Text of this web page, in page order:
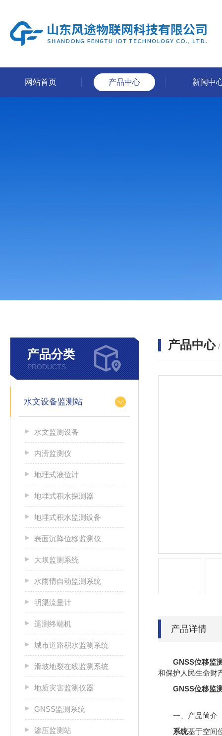
网站首页 产品中心 新闻中
产品分类
PRODUCTS
水文设备监测站
水文监测设备
内涝监测仪
地埋式液位计
地埋式积水探测器
地埋式积水监测设备
表面沉降位移监测仪
大坝监测系统
水雨情自动监测系统
明渠流量计
遥测终端机
城市道路积水监测系统
滑坡地裂在线监测系统
地质灾害监测仪器
GNSS监测系统
渗压监测站
产品中心 /
产品详情
GNSS位移监
和保护人民生命财
GNSS位移监
一、产品简介
系统基于空间